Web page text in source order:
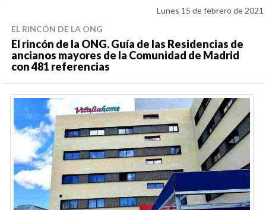
Lunes 15 de febrero de 2021
EL RINCÓN DE LA ONG
El rincón de la ONG. Guía de las Residencias de
ancianos mayores de la Comunidad de Madrid
con 481 referencias